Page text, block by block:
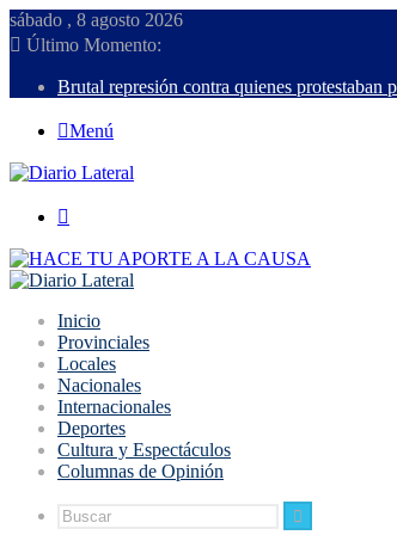
sábado , 8 agosto 2026
Último Momento:
Brutal represión contra quienes protestaban
Menú
Inicio
Provinciales
Locales
Nacionales
Internacionales
Deportes
Cultura y Espectáculos
Columnas de Opinión